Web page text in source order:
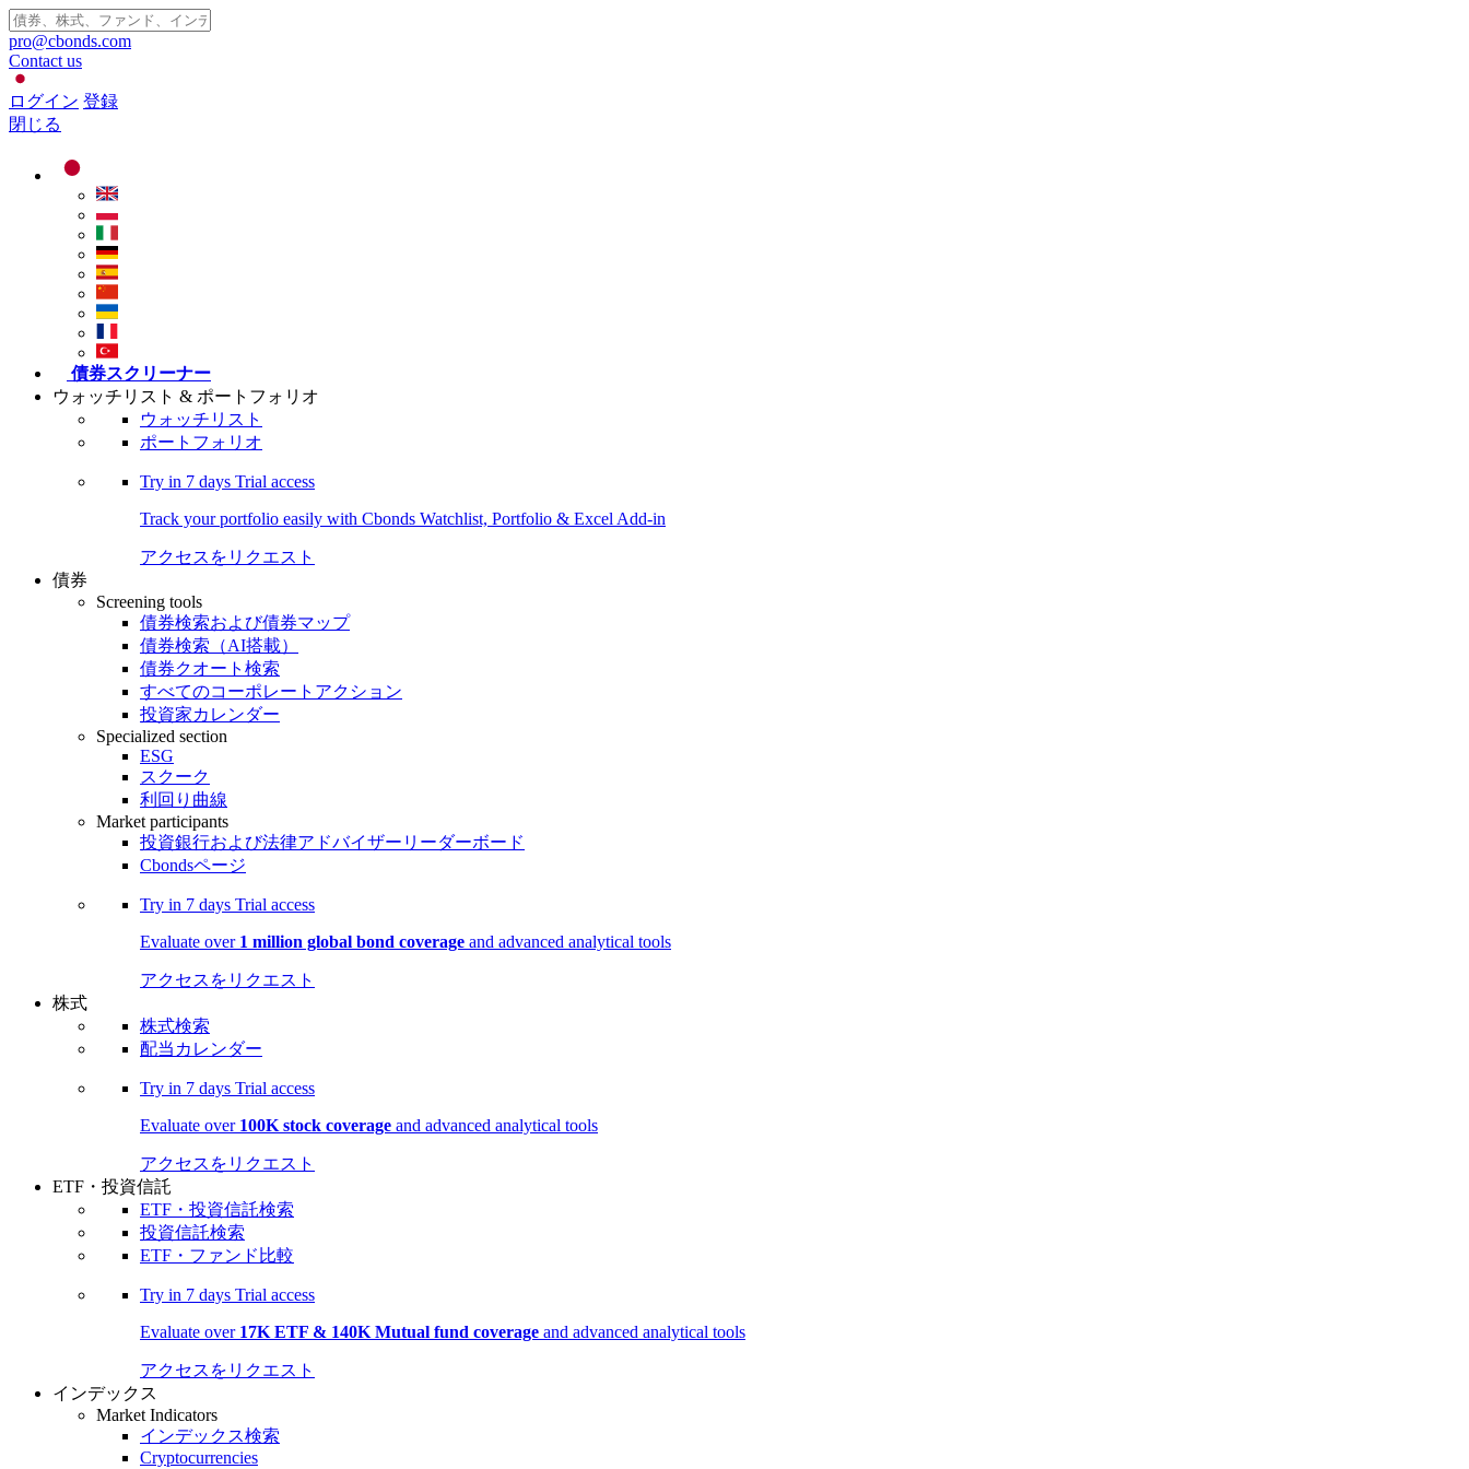
pro@cbonds.com
Contact us
ログイン 登録
閉じる
債券スクリーナー
ウォッチリスト & ポートフォリオ
ウォッチリスト
ポートフォリオ
Try in 7 days Trial access
Track your portfolio easily with Cbonds Watchlist, Portfolio & Excel Add-in
アクセスをリクエスト
債券
Screening tools
債券検索および債券マップ
債券検索（AI搭載）
債券クオート検索
すべてのコーポレートアクション
投資家カレンダー
Specialized section
ESG
スクーク
利回り曲線
Market participants
投資銀行および法律アドバイザーリーダーボード
Cbondsページ
Try in 7 days Trial access
Evaluate over 1 million global bond coverage and advanced analytical tools
アクセスをリクエスト
株式
株式検索
配当カレンダー
Try in 7 days Trial access
Evaluate over 100K stock coverage and advanced analytical tools
アクセスをリクエスト
ETF・投資信託
ETF・投資信託検索
投資信託検索
ETF・ファンド比較
Try in 7 days Trial access
Evaluate over 17K ETF & 140K Mutual fund coverage and advanced analytical tools
アクセスをリクエスト
インデックス
Market Indicators
インデックス検索
Cryptocurrencies